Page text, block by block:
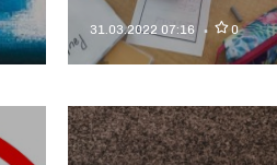
31.03.2022 07:16 0